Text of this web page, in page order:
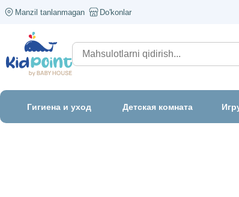
Manzil tanlanmagan Do'konlar
Гигиена и уход Детская комната